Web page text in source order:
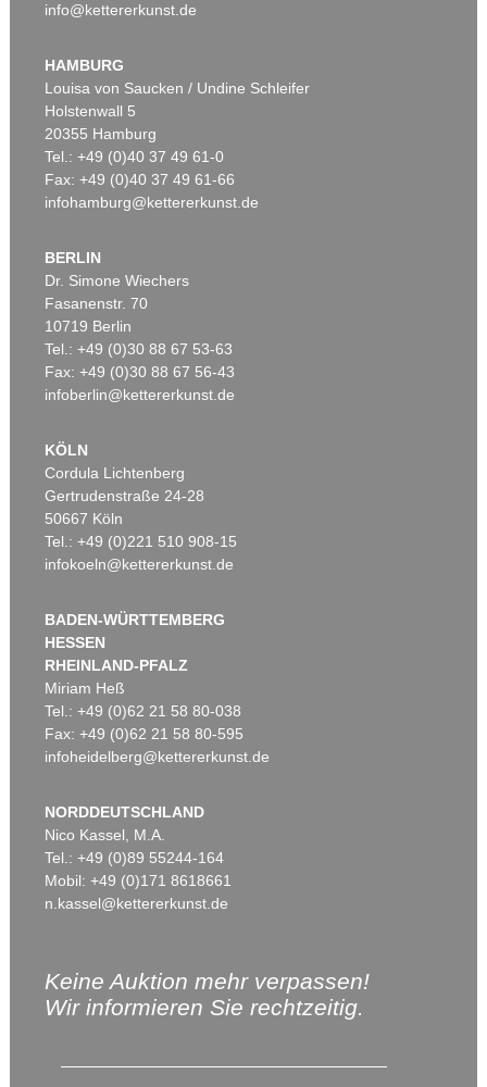
info@kettererkunst.de
HAMBURG
Louisa von Saucken / Undine Schleifer
Holstenwall 5
20355 Hamburg
Tel.: +49 (0)40 37 49 61-0
Fax: +49 (0)40 37 49 61-66
infohamburg@kettererkunst.de
BERLIN
Dr. Simone Wiechers
Fasanenstr. 70
10719 Berlin
Tel.: +49 (0)30 88 67 53-63
Fax: +49 (0)30 88 67 56-43
infoberlin@kettererkunst.de
KÖLN
Cordula Lichtenberg
Gertrudenstraße 24-28
50667 Köln
Tel.: +49 (0)221 510 908-15
infokoeln@kettererkunst.de
BADEN-WÜRTTEMBERG
HESSEN
RHEINLAND-PFALZ
Miriam Heß
Tel.: +49 (0)62 21 58 80-038
Fax: +49 (0)62 21 58 80-595
infoheidelberg@kettererkunst.de
NORDDEUTSCHLAND
Nico Kassel, M.A.
Tel.: +49 (0)89 55244-164
Mobil: +49 (0)171 8618661
n.kassel@kettererkunst.de
Keine Auktion mehr verpassen!
Wir informieren Sie rechtzeitig.